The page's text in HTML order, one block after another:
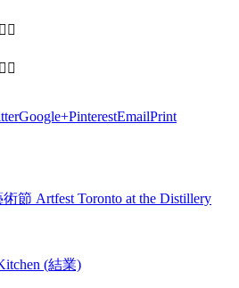
Google+PinterestEmailPrint
節 Artfest Toronto at the Distillery
(結業)